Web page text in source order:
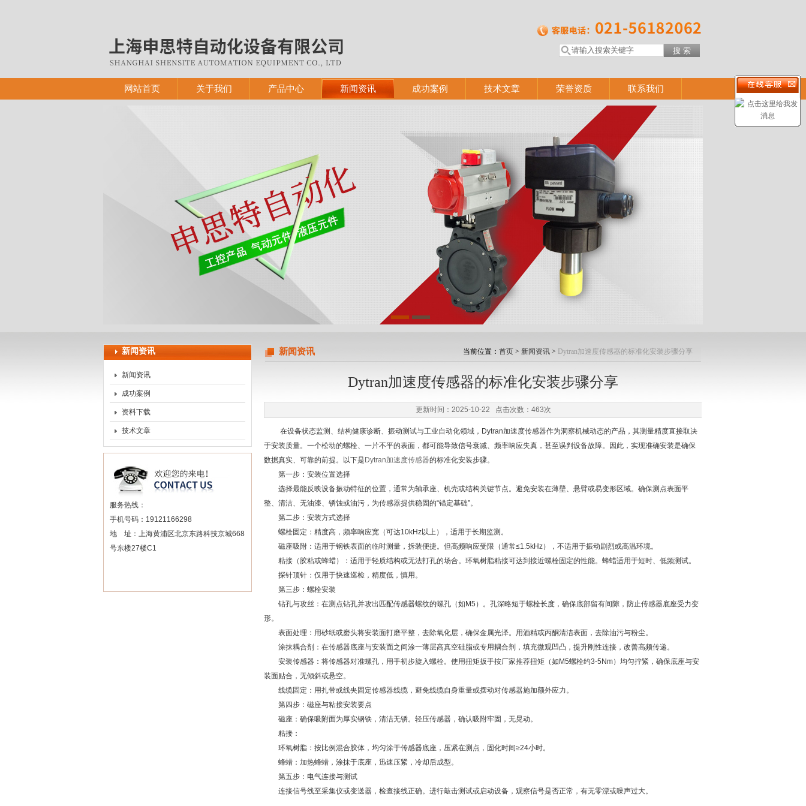
上海申思特自动化设备有限公司
网站首页 关于我们 产品中心 新闻资讯 成功案例 技术文章 荣誉资质 联系我们
新闻资讯
新闻资讯
成功案例
资料下载
技术文章
服务热线：
手机号码：19121166298
地 址：上海黄浦区北京东路科技京城668
号东楼27楼C1
新闻资讯 当前位置： 首页 > 新闻资讯 > Dytran加速度传感器的标准化安装步骤分享
Dytran加速度传感器的标准化安装步骤分享
更新时间：2025-10-22 点击次数：463次
在设备状态监测、结构健康诊断、振动测试与工业自动化领域，Dytran加速度传感器作为洞察机械动态的产品，其测量精度直接取决
于安装质量。一个松动的螺栓、一片不平的表面，都可能导致信号衰减、频率响应失真，甚至误判设备故障。因此，实现准确安装是确保
数据真实、可靠的前提。以下是 Dytran加速度传感器的标准化安装步骤。
第一步：安装位置选择
选择最能反映设备振动特征的位置，通常为轴承座、机壳或结构关键节点。避免安装在薄壁、悬臂或易变形区域。确保测点表面平
整、清洁、无油漆、锈蚀或油污，为传感器提供稳固的“锚定基础”。
第二步：安装方式选择
螺栓固定：精度高，频率响应宽（可达10kHz以上），适用于长期监测。
磁座吸附：适用于钢铁表面的临时测量，拆装便捷。但高频响应受限（通常≤1.5kHz），不适用于振动剧烈或高温环境。
粘接（胶粘或蜂蜡）：适用于轻质结构或无法打孔的场合。环氧树脂粘接可达到接近螺栓固定的性能。蜂蜡适用于短时、低频测试。
探针顶针：仅用于快速巡检，精度低，慎用。
第三步：螺栓安装
钻孔与攻丝：在测点钻孔并攻出匹配传感器螺纹的螺孔（如M5）。孔深略短于螺栓长度，确保底部留有间隙，防止传感器底座受力变
形。
表面处理：用砂纸或磨头将安装面打磨平整，去除氧化层，确保金属光泽。用酒精或丙酮清洁表面，去除油污与粉尘。
涂抹耦合剂：在传感器底座与安装面之间涂一薄层高真空硅脂或专用耦合剂，填充微观凹凸，提升刚性连接，改善高频传递。
安装传感器：将传感器对准螺孔，用手初步旋入螺栓。使用扭矩扳手按厂家推荐扭矩（如M5螺栓约3-5Nm）均匀拧紧，确保底座与安
装面贴合，无倾斜或悬空。
线缆固定：用扎带或线夹固定传感器线缆，避免线缆自身重量或摆动对传感器施加额外应力。
第四步：磁座与粘接安装要点
磁座：确保吸附面为厚实钢铁，清洁无锈。轻压传感器，确认吸附牢固，无晃动。
粘接：
环氧树脂：按比例混合胶体，均匀涂于传感器底座，压紧在测点，固化时间≥24小时。
蜂蜡：加热蜂蜡，涂抹于底座，迅速压紧，冷却后成型。
第五步：电气连接与测试
连接信号线至采集仪或变送器，检查接线正确。进行敲击测试或启动设备，观察信号是否正常，有无零漂或噪声过大。